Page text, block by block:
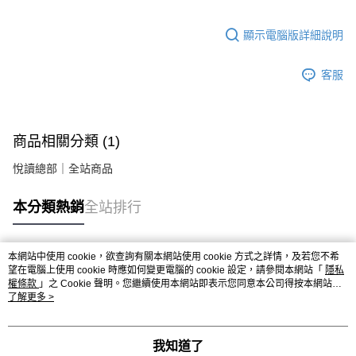
顯示電腦版詳細說明
客服
商品相關分類 (1)
悅讀總部｜全站商品
本分類熱銷全站排行
熱門標籤
本網站中使用 cookie，欲查詢有關本網站使用 cookie 方式之詳情，及若您不希
望在電腦上使用 cookie 時應如何變更電腦的 cookie 設定，請參閱本網站「 隱私
權條款 」之 Cookie 聲明。您繼續使用本網站即表示您同意本公司得按本網站使
用條款之 Cookie 聲明使用 cookie。
了解更多 >
我知道了